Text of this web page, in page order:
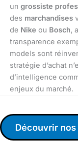
un grossiste
des marchandises
de Nike ou Bosch,
transparence
models sont
stratégie d’achat
d’intelligence
enjeux du marché.
Découvrir